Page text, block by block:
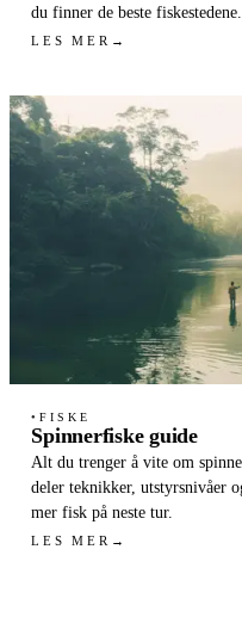
du finner de beste fiskestedene.
LES MER →
● FISKE
Spinnerfiske guide
Alt du trenger å vite om
deler teknikker, utstyrsnivåer
mer fisk på neste tur.
LES MER →